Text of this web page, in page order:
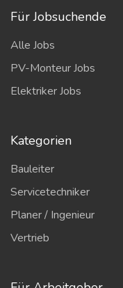
Für Jobsuchende
Alle Jobs
PV-Monteur Jobs
Elektriker Jobs
Kategorien
Bauleiter
Servicetechniker
Planer / Ingenieur
Vertrieb